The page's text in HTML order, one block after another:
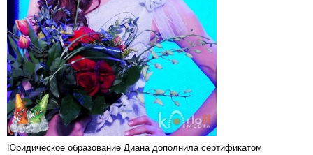
Юридическое образование Диана дополнила сертификатом